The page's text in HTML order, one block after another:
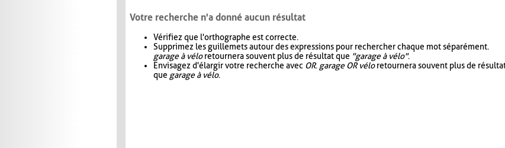
Votre recherche n'a donné aucun résultat
Vérifiez que l'orthographe est correcte.
Supprimez les guillemets autour des expressions pour rechercher chaque mot séparément.
garage à véloretournera souvent plus de résultat que "garage à vélo".
Envisagez d'élargir votre recherche avec OR. garage OR véloretournera souvent plus de
que garage à vélo.